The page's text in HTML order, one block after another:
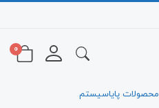
0
محصولات پایاسیستم